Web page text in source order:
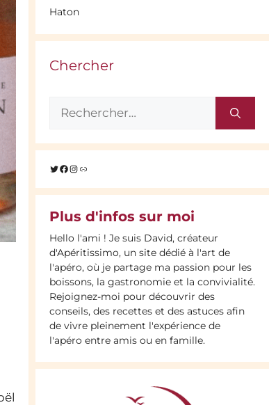
Haton
Chercher
Rechercher :
Twitter
Facebook
Instagram
Lien
Plus d'infos sur moi
Hello l'ami ! Je suis David, créateur
d'Apéritissimo, un site dédié à l'art de
l'apéro, où je partage ma passion pour les
boissons, la gastronomie et la convivialité.
Rejoignez-moi pour découvrir des
conseils, des recettes et des astuces afin
de vivre pleinement l'expérience de
l'apéro entre amis ou en famille.